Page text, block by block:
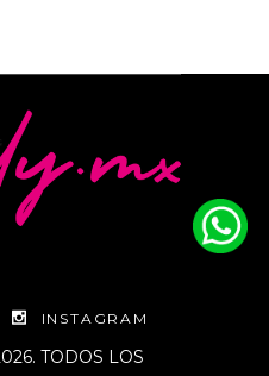
INSTAGRAM
TODOS LOS